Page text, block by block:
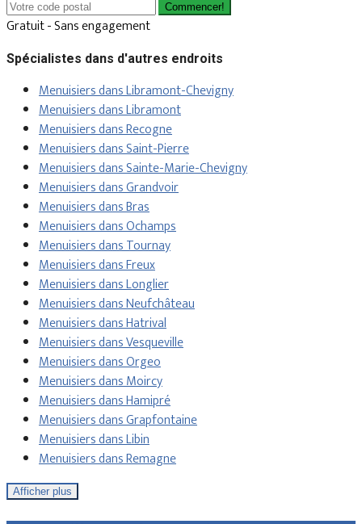
Commencer!
Gratuit - Sans engagement
Spécialistes dans d'autres endroits
Menuisiers dans Libramont-Chevigny
Menuisiers dans Libramont
Menuisiers dans Recogne
Menuisiers dans Saint-Pierre
Menuisiers dans Sainte-Marie-Chevigny
Menuisiers dans Grandvoir
Menuisiers dans Bras
Menuisiers dans Ochamps
Menuisiers dans Tournay
Menuisiers dans Freux
Menuisiers dans Longlier
Menuisiers dans Neufchâteau
Menuisiers dans Hatrival
Menuisiers dans Vesqueville
Menuisiers dans Orgeo
Menuisiers dans Moircy
Menuisiers dans Hamipré
Menuisiers dans Grapfontaine
Menuisiers dans Libin
Menuisiers dans Remagne
Afficher plus